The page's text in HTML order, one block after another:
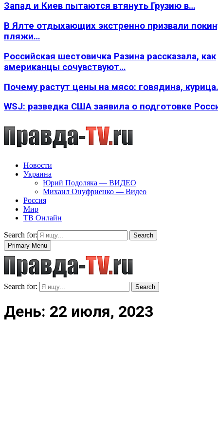
Запад и Киев пытаются втянуть Грузию в…
В Ялте отдыхающих экстренно призвали
пляжи…
Российская шестовичка Разина рассказала, как
американцы сочувствуют…
Почему растут цены на мясо: говядина,
WSJ: разведка США заявила о подготовке
Новости
Украина
Юрий Подоляка — ВИДЕО
Михаил Онуфриенко — Видео
Россия
Мир
ТВ Онлайн
Search for:
Search
Primary Menu
Search for: Search
День: 22 июля, 2023